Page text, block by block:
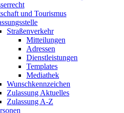
und Tourismus
Straßenverkehr
Mitteilungen
Adressen
Dienstleistungen
Templates
Mediathek
Wunschkennzeichen
Zulassung Aktuelles
Zulassung A-Z